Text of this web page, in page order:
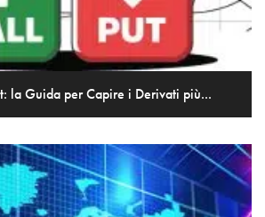
la Guida per Capire i Derivati più...